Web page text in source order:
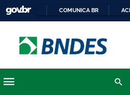
COMUNICA BR